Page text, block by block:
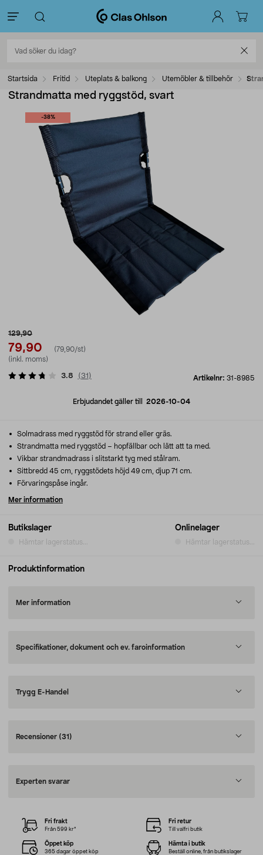
Startsida Fritid Uteplats & balkong Utemöbler & tillbehör
Strandmatta med ryggstöd, svart
-38%
129,90
79,90
(79,90/st)
(inkl. moms)
Artikelnr: 31-8985
3.8 (31 )
Erbjudandet gäller till 2026-10-04
Butikslager
Hämtar lagerstatus...
Onlinelager
Hämtar lagerstatus...
Solmadrass med ryggstöd för strand eller gräs.
Strandmatta med ryggstöd – hopfällbar och lätt att ta med.
Vikbar strandmadrass i slitstarkt tyg med stålram.
Sittbredd 45 cm, ryggstödets höjd 49 cm, djup 71 cm.
Förvaringspåse ingår.
Mer information
Produktinformation
Mer information
Specifikationer, dokument och ev. faroinformation
Trygg E-Handel
Recensioner (31)
Experten svarar
Fri frakt
Från 599 kr*
Fri retur
Till valfri butik
Öppet köp
365 dagar öppet köp
Hämta i butik
Beställ online, från butikslager